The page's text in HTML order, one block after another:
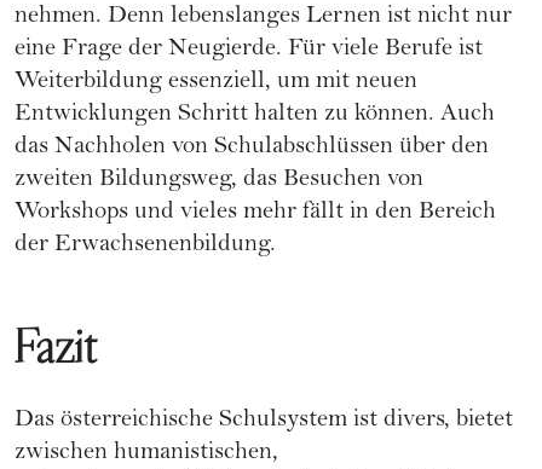
nehmen. Denn lebenslanges Lernen ist nicht nur
eine Frage der Neugierde. Für viele Berufe ist
Weiterbildung essenziell, um mit neuen
Entwicklungen Schritt halten zu können. Auch
das Nachholen von Schulabschlüssen über den
zweiten Bildungsweg, das Besuchen von
Workshops und vieles mehr fällt in den Bereich
der Erwachsenenbildung.
Fazit
Das österreichische Schulsystem ist divers, bietet
zwischen humanistischen,